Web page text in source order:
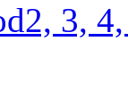
2, 3,